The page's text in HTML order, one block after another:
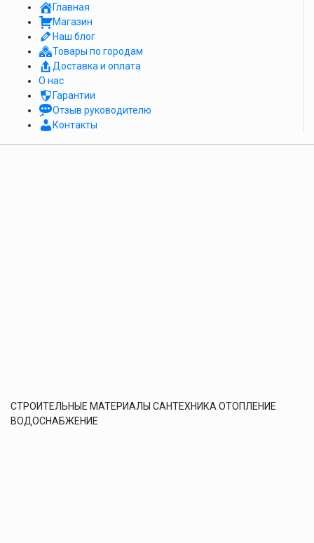
Главная
Магазин
Наш блог
Товары по городам
Доставка и оплата
О нас
Гарантии
Отзыв руководителю
Контакты
СТРОИТЕЛЬНЫЕ МАТЕРИАЛЫ САНТЕХНИКА ОТОПЛЕНИЕ
ВОДОСНАБЖЕНИЕ